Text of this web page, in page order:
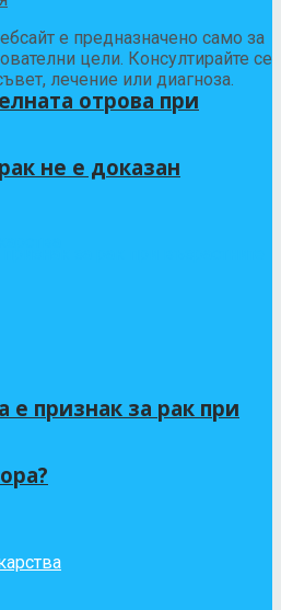
отрова при
не е доказан
е признак за рак при
е предназначено само за
цели. Консултирайте се
лечение или диагноза.